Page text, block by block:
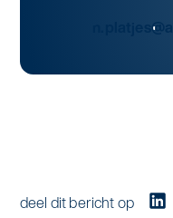
Offerte
deel dit bericht op